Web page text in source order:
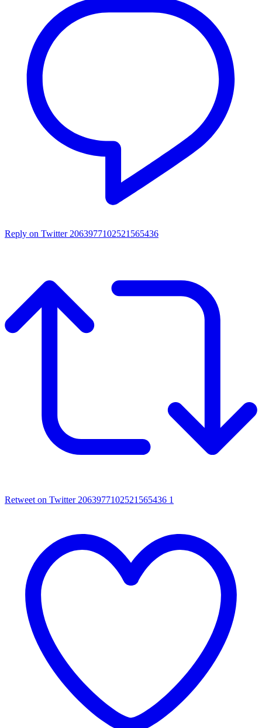
Reply on Twitter 2063977102521565436
Retweet on Twitter 2063977102521565436 1